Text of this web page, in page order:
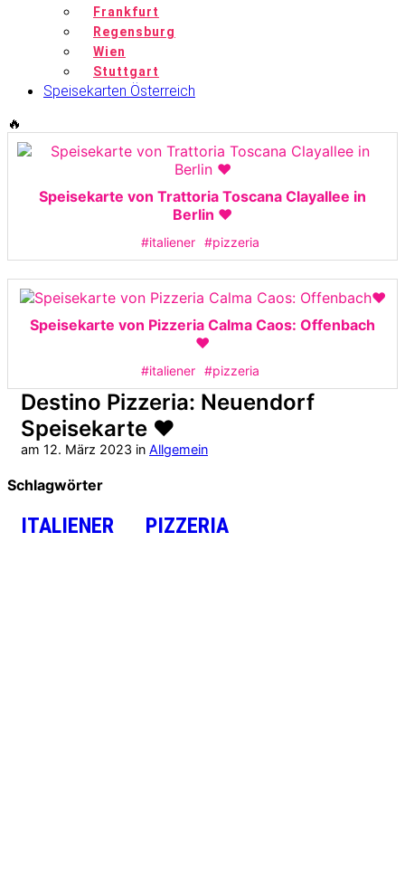
Frankfurt
Regensburg
Wien
Stuttgart
Speisekarten Österreich
🔥
Speisekarte von Trattoria Toscana Clayallee in
Berlin ❤️
#italiener #pizzeria
Speisekarte von Pizzeria Calma Caos: Offenbach
❤️
#italiener #pizzeria
Destino Pizzeria: Neuendorf
Speisekarte ❤️
am 12. März 2023 in Allgemein
Schlagwörter
ITALIENER PIZZERIA